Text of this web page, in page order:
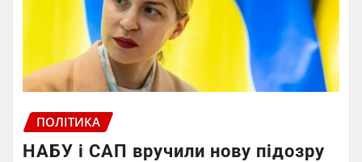
ПОЛІТИКА
НАБУ і САП вручили нову підозру